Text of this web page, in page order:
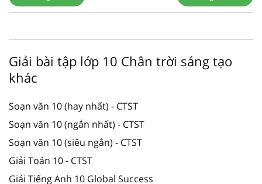
Giải bài tập lớp 10 Chân trời sáng tạo
khác
Soạn văn 10 (hay nhất) - CTST
Soạn văn 10 (ngắn nhất) - CTST
Soạn văn 10 (siêu ngắn) - CTST
Giải Toán 10 - CTST
Giải Tiếng Anh 10 Global Success